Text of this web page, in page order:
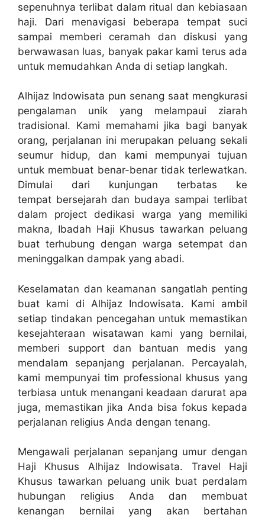
sepenuhnya terlibat dalam ritual dan kebiasaan
haji. Dari menavigasi beberapa tempat suci
sampai memberi ceramah dan diskusi yang
berwawasan luas, banyak pakar kami terus ada
untuk memudahkan Anda di setiap langkah.
Alhijaz Indowisata pun senang saat mengkurasi
pengalaman unik yang melampaui ziarah
tradisional. Kami memahami jika bagi banyak
orang, perjalanan ini merupakan peluang sekali
seumur hidup, dan kami mempunyai tujuan
untuk membuat benar-benar tidak terlewatkan.
Dimulai dari kunjungan terbatas ke
tempat bersejarah dan budaya sampai terlibat
dalam project dedikasi warga yang memiliki
makna, Ibadah Haji Khusus tawarkan peluang
buat terhubung dengan warga setempat dan
meninggalkan dampak yang abadi.
Keselamatan dan keamanan sangatlah penting
buat kami di Alhijaz Indowisata. Kami ambil
setiap tindakan pencegahan untuk memastikan
kesejahteraan wisatawan kami yang bernilai,
memberi support dan bantuan medis yang
mendalam sepanjang perjalanan. Percayalah,
kami mempunyai tim professional khusus yang
terbiasa untuk menangani keadaan darurat apa
juga, memastikan jika Anda bisa fokus kepada
perjalanan religius Anda dengan tenang.
Mengawali perjalanan sepanjang umur dengan
Haji Khusus Alhijaz Indowisata. Travel Haji
Khusus tawarkan peluang unik buat perdalam
hubungan religius Anda dan membuat
kenangan bernilai yang akan bertahan